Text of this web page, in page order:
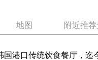
地图 附近推
港口传统饮食餐厅，迄